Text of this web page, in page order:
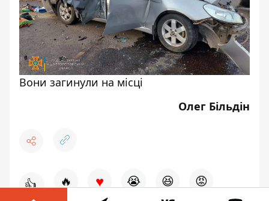
Вони загинули на місці
Олег Більдін
👍 🔥 ♥ 😭 😆 😡